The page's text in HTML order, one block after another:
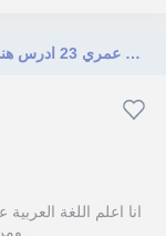
انا حسن عمري 23 ادرس هندسة نسيج في مدينة اوشاك العربية هي لغتي الام
انا اعلم اللغة